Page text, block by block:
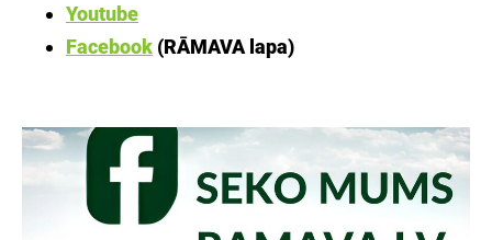
Youtube
Facebook (RĀMAVA lapa)